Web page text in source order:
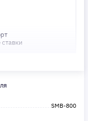
Получите то, что
SMB-800